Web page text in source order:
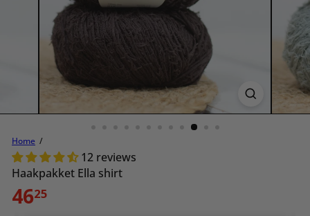
Home
12 reviews
Haakpakket Ella shirt
Normale
prijs
4625